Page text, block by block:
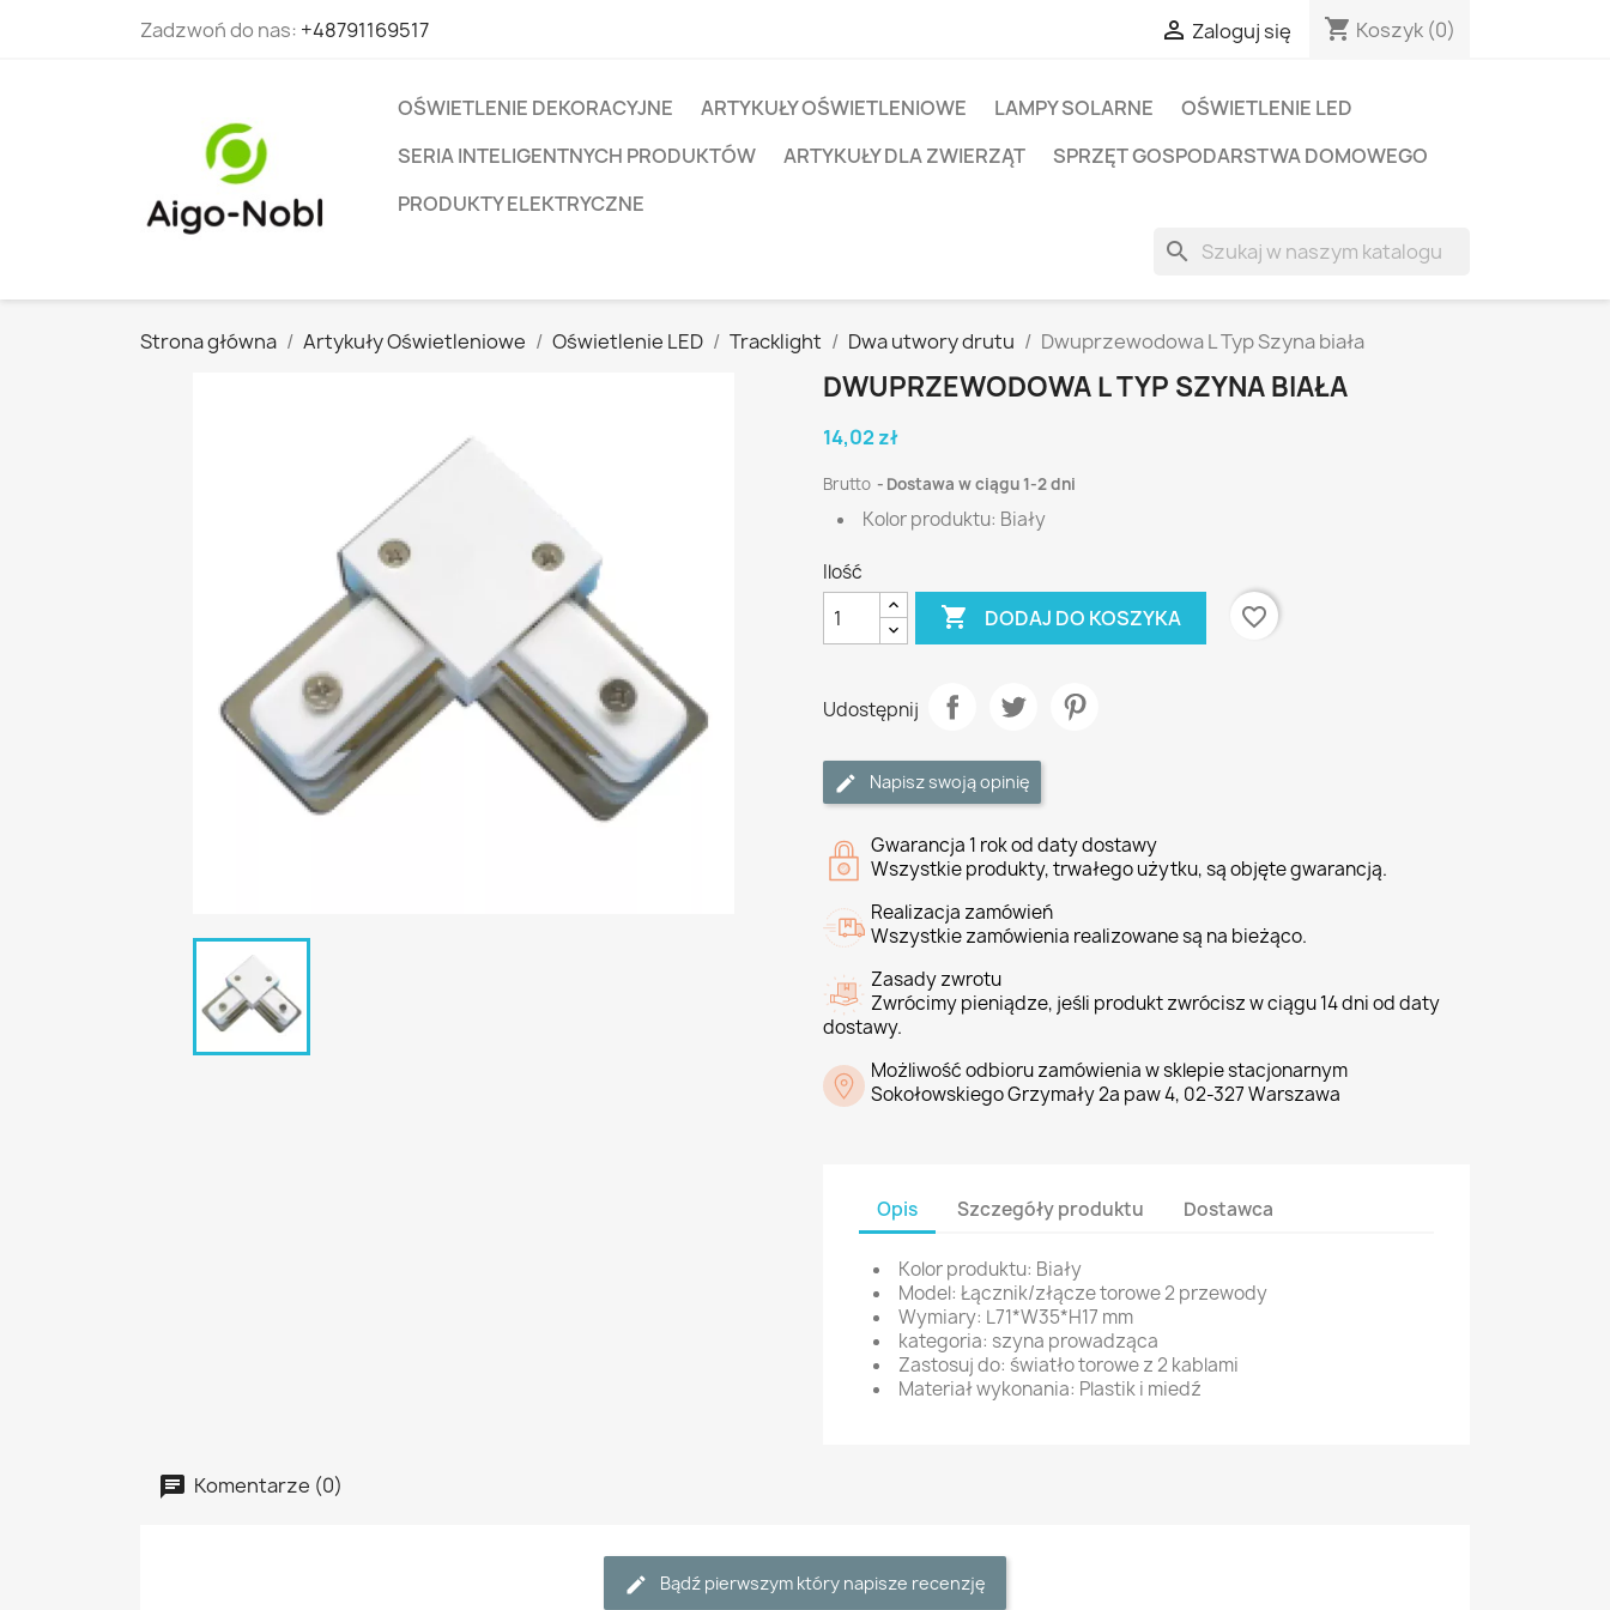
Zadzwoń do nas: +48791169517  Zaloguj się shopping_cart Koszyk (0)
OŚWIETLENIE DEKORACYJNE ARTYKUŁY OŚWIETLENIOWE LAMPY SOLARNE
OŚWIETLENIE LED
SERIA INTELIGENTNYCH PRODUKTÓW
ARTYKUŁY DLA ZWIERZĄT
SPRZĘT GOSPODARSTWA DOMOWEGO
PRODUKTY ELEKTRYCZNE
search
Strona główna Artykuły Oświetleniowe Oświetlenie LED Tracklight Dwa utwory drutu Dwuprzewodowa L Typ Szyna biała
DWUPRZEWODOWA L TYP SZYNA BIAŁA
14,02 zł
Brutto Dostawa w ciągu 1-2 dni
Kolor produktu: Biały
Ilość
 DODAJ DO KOSZYKA favorite_border
Udostępnij
Napisz swoją opinię
Gwarancja 1 rok od daty dostawy
Wszystkie produkty, trwałego użytku, są objęte gwarancją.
Realizacja zamówień
Wszystkie zamówienia realizowane są na bieżąco.
Zasady zwrotu
Zwrócimy pieniądze, jeśli produkt zwrócisz w ciągu 14 dni od daty
dostawy.
Możliwość odbioru zamówienia w sklepie stacjonarnym
Sokołowskiego Grzymały 2a paw 4, 02-327 Warszawa
Opis Szczegóły produktu Dostawca
Kolor produktu: Biały
Model: Łącznik/złącze torowe 2 przewody
Wymiary: L71*W35*H17 mm
kategoria: szyna prowadząca
Zastosuj do: światło torowe z 2 kablami
Materiał wykonania: Plastik i miedź
Komentarze (0)
Bądź pierwszym który napisze recenzję